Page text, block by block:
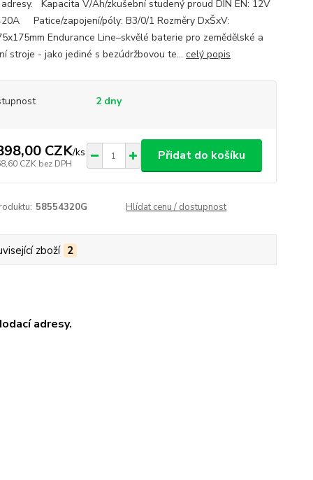
Kapacita V/Ah/zkušební studený proud DIN EN: 12V
Patice/zapojení/póly: B3/0/1 Rozměry DxŠxV:
Endurance Line–skvělé baterie pro zemědělské a
stroje - jako jediné s bezúdržbovou te... celý popis
2 dny
CZK/ks
CZK bez DPH
Přidat do košíku
58554320G Hlídat cenu / dostupnost
zboží 2
adresy.